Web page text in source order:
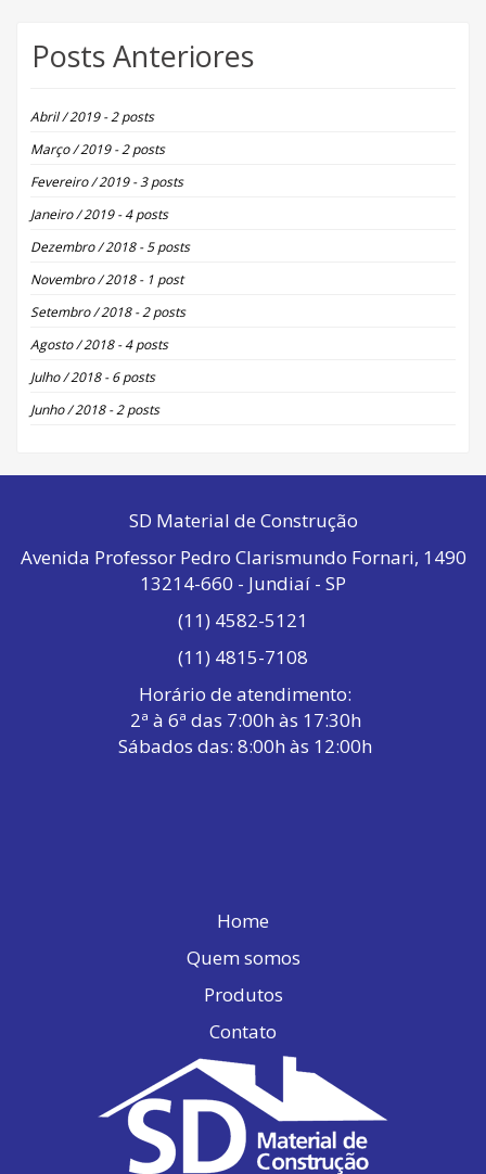
Posts Anteriores
Abril / 2019 - 2 posts
Março / 2019 - 2 posts
Fevereiro / 2019 - 3 posts
Janeiro / 2019 - 4 posts
Dezembro / 2018 - 5 posts
Novembro / 2018 - 1 post
Setembro / 2018 - 2 posts
Agosto / 2018 - 4 posts
Julho / 2018 - 6 posts
Junho / 2018 - 2 posts
SD Material de Construção
Avenida Professor Pedro Clarismundo Fornari, 1490
13214-660 - Jundiaí - SP
(11) 4582-5121
(11) 4815-7108
Horário de atendimento:
2ª à 6ª das 7:00h às 17:30h
Sábados das: 8:00h às 12:00h
Home
Quem somos
Produtos
Contato